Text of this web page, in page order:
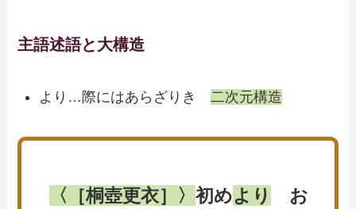
主語述語と大構造
より…際にはあらざりき二次元構造
〈［桐壺更衣］〉 初めより お